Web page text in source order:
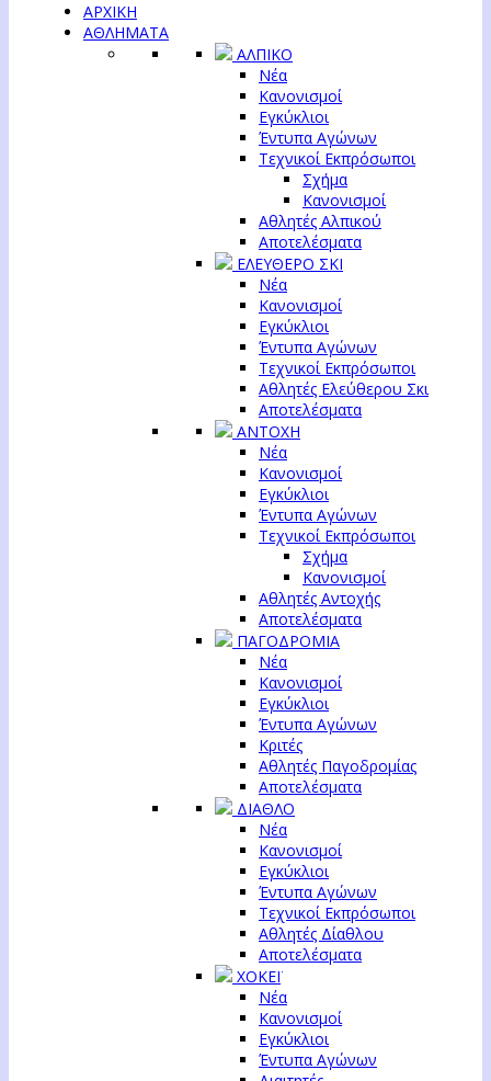
ΑΡΧΙΚΗ
ΑΘΛΗΜΑΤΑ
ΑΛΠΙΚΟ
Νέα
Κανονισμοί
Εγκύκλιοι
Έντυπα Αγώνων
Τεχνικοί Εκπρόσωποι
Σχήμα
Κανονισμοί
Αθλητές Αλπικού
Αποτελέσματα
ΕΛΕΥΘΕΡΟ ΣΚΙ
Νέα
Κανονισμοί
Εγκύκλιοι
Έντυπα Αγώνων
Τεχνικοί Εκπρόσωποι
Αθλητές Ελεύθερου Σκι
Αποτελέσματα
ΑΝΤΟΧΗ
Νέα
Κανονισμοί
Εγκύκλιοι
Έντυπα Αγώνων
Τεχνικοί Εκπρόσωποι
Σχήμα
Κανονισμοί
Αθλητές Αντοχής
Αποτελέσματα
ΠΑΓΟΔΡΟΜΙΑ
Νέα
Κανονισμοί
Εγκύκλιοι
Έντυπα Αγώνων
Κριτές
Αθλητές Παγοδρομίας
Αποτελέσματα
ΔΙΑΘΛΟ
Νέα
Κανονισμοί
Εγκύκλιοι
Έντυπα Αγώνων
Τεχνικοί Εκπρόσωποι
Αθλητές Δίαθλου
Αποτελέσματα
ΧΟΚΕΪ
Νέα
Κανονισμοί
Εγκύκλιοι
Έντυπα Αγώνων